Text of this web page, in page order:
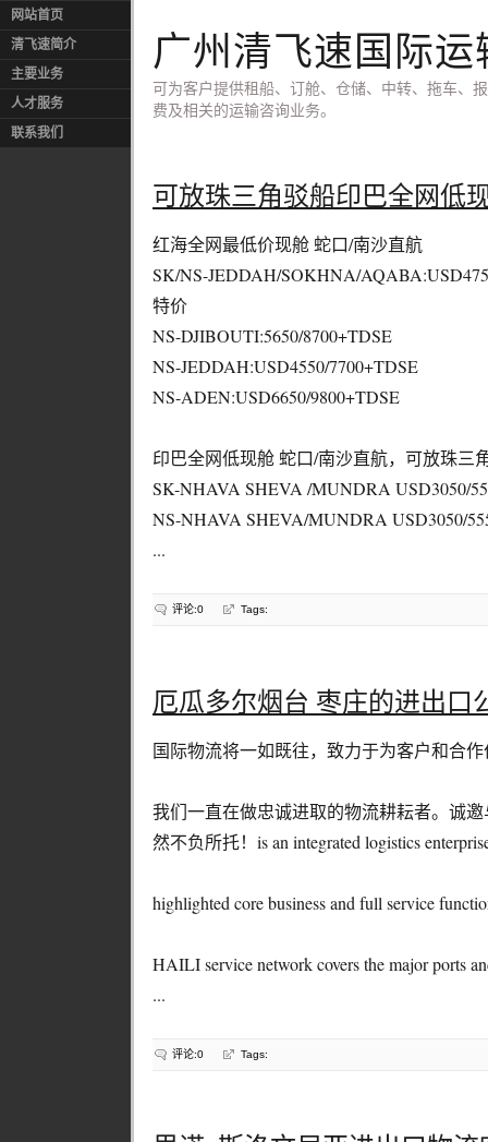
网站首页
清飞速简介
主要业务
人才服务
联系我们
广州清飞速国际运
可为客户提供租船、订舱、仓储、中转、拖车、
费及相关的运输咨询业务。
可放珠三角驳船印巴全网低
红海全网最低价现舱 蛇口/南沙直航
SK/NS-JEDDAH/SOKHNA/
特价
NS-DJIBOUTI:5650/8700+TDSE
NS-JEDDAH:USD4550/7700+TDSE
NS-ADEN:USD6650/9800+TDSE
印巴全网低现舱 蛇口/南沙直航，可放珠三
SK-NHAVA SHEVA /MUNDRA USD3050/
NS-NHAVA SHEVA/MUNDRA USD3050/
...
评论:0 Tags:
厄瓜多尔烟台 枣庄的进出口
国际物流将一如既往，致力于为客户和合作
我们一直在做忠诚进取的物流耕耘者。诚
然不负所托！is an integrated logistics
highlighted core business and full service
HAILI service network covers the major ports
...
评论:0 Tags: